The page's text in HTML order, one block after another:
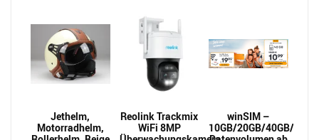
Jethelm,
Motorradhelm,
Reolink Trackmix
WiFi 8MP
winSIM –
10GB/20GB/40GB/